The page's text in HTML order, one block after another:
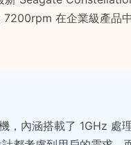
在企業級產品
內涵搭載了 1GHz 處